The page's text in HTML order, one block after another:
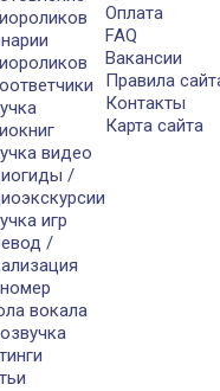
видео
/
игр
/
вокала
Оплата
FAQ
Вакансии
Правила
Контакты
Карта сайта